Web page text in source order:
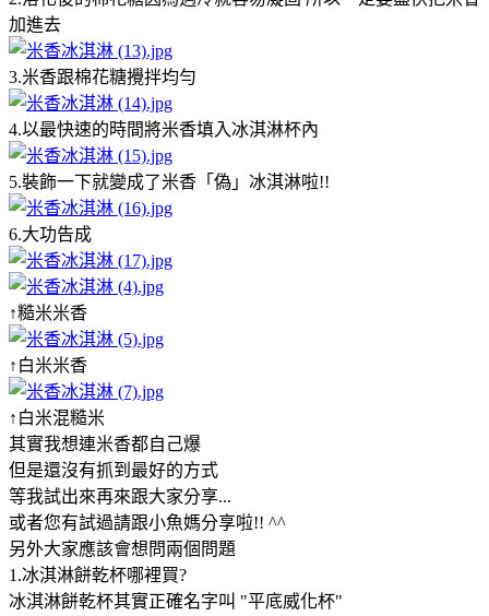
加進去
3.米香跟棉花糖攪拌均勻
4.以最快速的時間將米香填入冰淇淋杯內
5.裝飾一下就變成了米香「偽」冰淇淋啦!!
6.大功告成
↑糙米米香
↑白米米香
↑白米混糙米
其實我想連米香都自己爆
但是還沒有抓到最好的方式
等我試出來再來跟大家分享...
或者您有試過請跟小魚媽分享啦!! ^^
另外大家應該會想問兩個問題
1.冰淇淋餅乾杯哪裡買?
冰淇淋餅乾杯其實正確名字叫 "平底威化杯"